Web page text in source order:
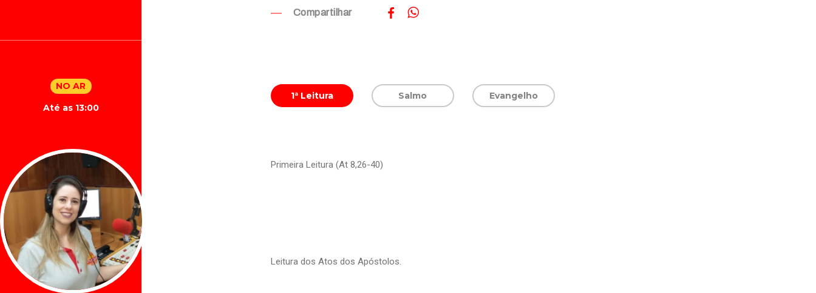
NO AR
Até as 13:00
Compartilhar
1ª Leitura Salmo Evangelho
Primeira Leitura (At 8,26-40)
Leitura dos Atos dos Apóstolos.